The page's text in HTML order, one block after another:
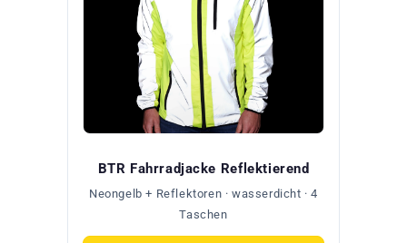
BTR Fahrradjacke Reflektierend
Neongelb + Reflektoren · wasserdicht · 4
Taschen